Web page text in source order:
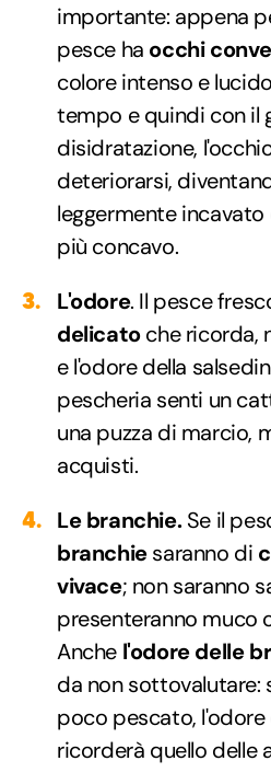
importante: appena
pesce ha occhi
colore intenso e
tempo e quindi con il
disidratazione,
deteriorarsi,
leggermente
più concavo.
L'odore. Il pesce
delicatoche ricorda,
e l'odore della
pescheria senti un
una puzza di marcio,
acquisti.
Le branchie.Se il
branchiesaranno di
vivace; non saranno
presenteranno muco
Anche l'odore delle
da non sottovalutare:
poco pescato,
ricorderà quello delle